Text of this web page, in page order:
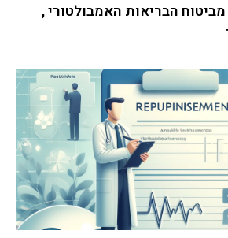
הבריאות האמבולטורי ,